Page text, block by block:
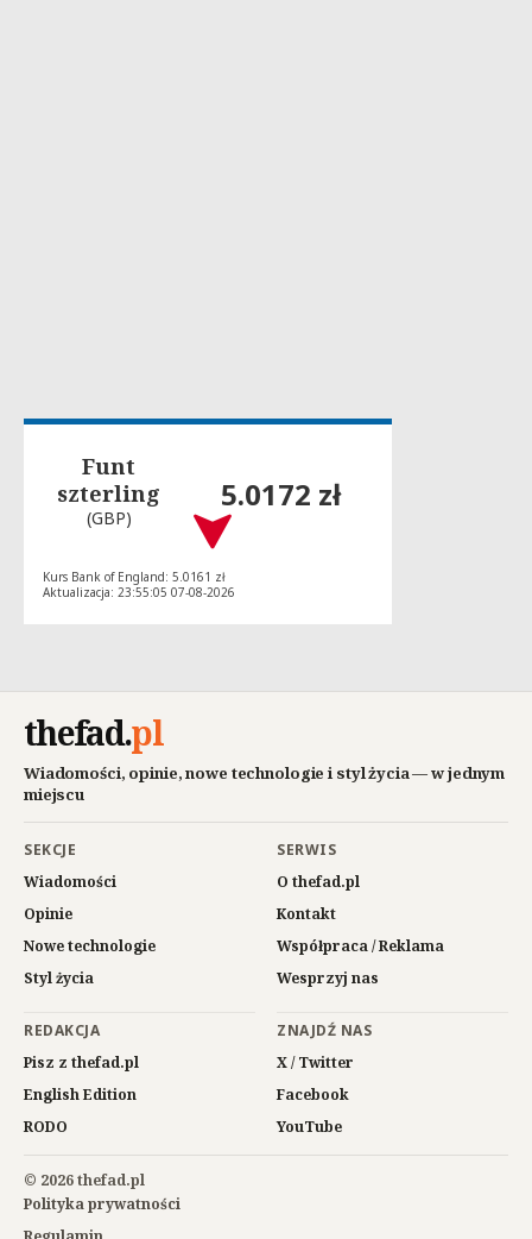
Funt
szterling
(GBP)
5.0172 zł
Kurs Bank of England: 5.0161 zł
Aktualizacja: 23:55:05 07-08-2026
thefad.pl
Wiadomości, opinie, nowe technologie i styl życia — w jednym
miejscu
SEKCJE
Wiadomości
Opinie
Nowe technologie
Styl życia
SERWIS
O thefad.pl
Kontakt
Współpraca / Reklama
Wesprzyj nas
REDAKCJA
Pisz z thefad.pl
English Edition
RODO
ZNAJDŹ NAS
X / Twitter
Facebook
YouTube
© 2026 thefad.pl
Polityka prywatności